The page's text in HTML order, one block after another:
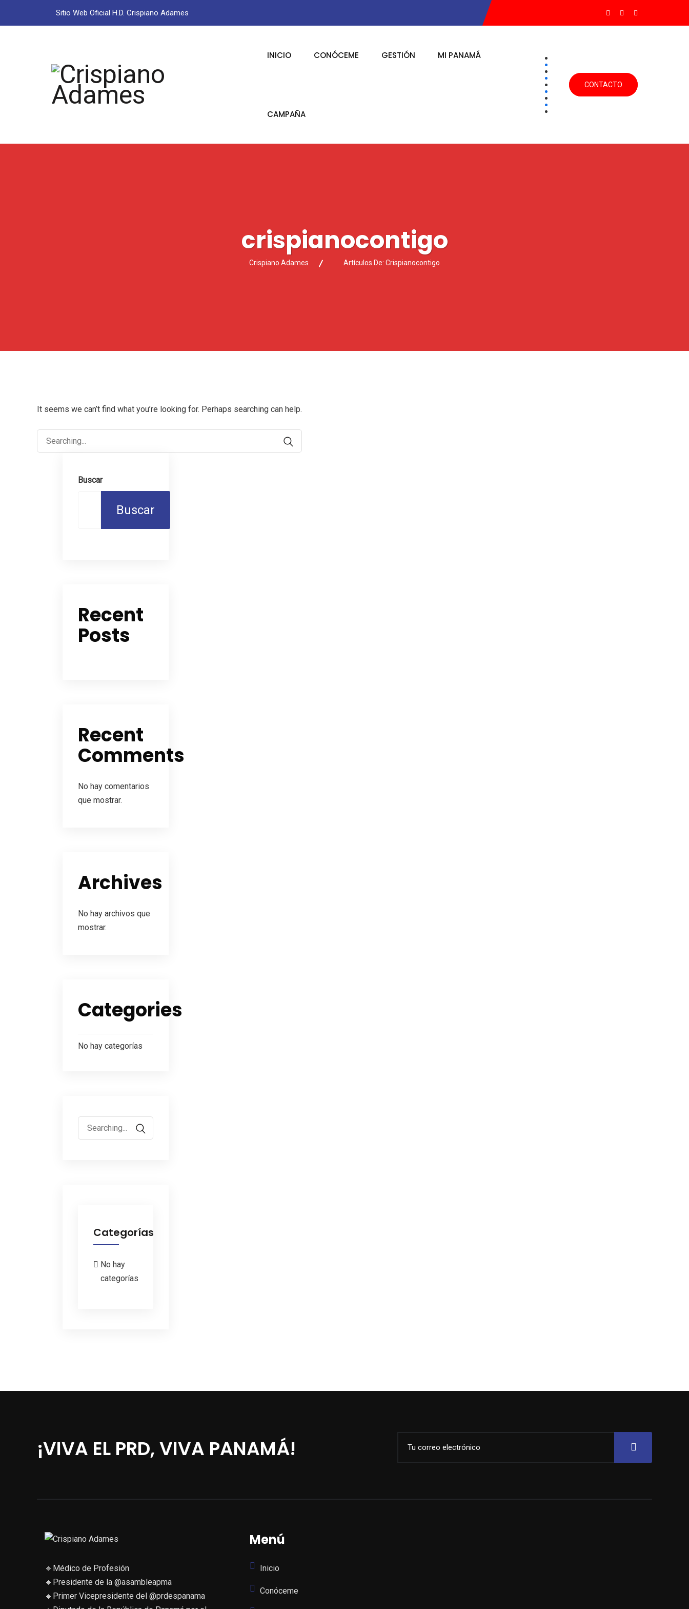
Sitio Web Oficial H.D. Crispiano Adames
INICIO CONÓCEME GESTIÓN MI PANAMÁ
CAMPAÑA
CONTACTO
crispianocontigo
Crispiano Adames Artículos De: Crispianocontigo
It seems we can’t find what you’re looking for. Perhaps searching can help.
Search
for:
Buscar
Buscar
Recent
Posts
Recent
Comments
No hay comentarios
que mostrar.
Archives
No hay archivos que
mostrar.
Categories
No hay categorías
Search
for:
Categorías
No hay
categorías
¡VIVA EL PRD, VIVA PANAMÁ!
🔹Médico de Profesión
🔹Presidente de la @asambleapma
🔹Primer Vicepresidente del @prdespanama
Menú
Inicio
Conóceme